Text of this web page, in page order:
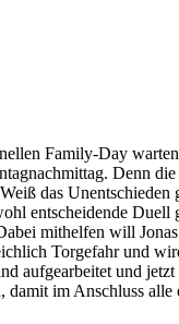
Family-Day
Denn
das
entscheidende Duell
mithelfen will
Torgefahr und
aufgearbeitet und
damit im Anschluss